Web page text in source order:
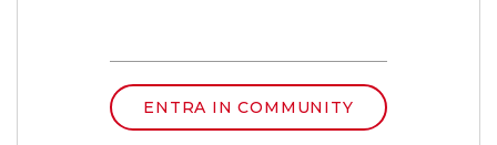
ENTRA IN COMMUNITY